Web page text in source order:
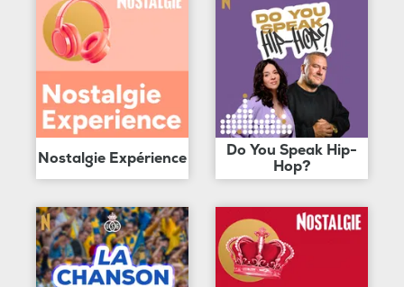
Nostalgie Expérience
Do You Speak Hip-
Hop?